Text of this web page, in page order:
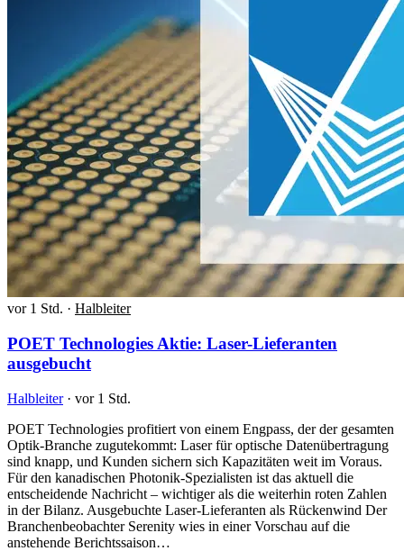
vor 1 Std. · Halbleiter
POET Technologies Aktie: Laser-Lieferanten
ausgebucht
Halbleiter · vor 1 Std.
POET Technologies profitiert von einem Engpass, der der gesamten
Optik-Branche zugutekommt: Laser für optische Datenübertragung
sind knapp, und Kunden sichern sich Kapazitäten weit im Voraus.
Für den kanadischen Photonik-Spezialisten ist das aktuell die
entscheidende Nachricht – wichtiger als die weiterhin roten Zahlen
in der Bilanz. Ausgebuchte Laser-Lieferanten als Rückenwind Der
Branchenbeobachter Serenity wies in einer Vorschau auf die
anstehende Berichtssaison…